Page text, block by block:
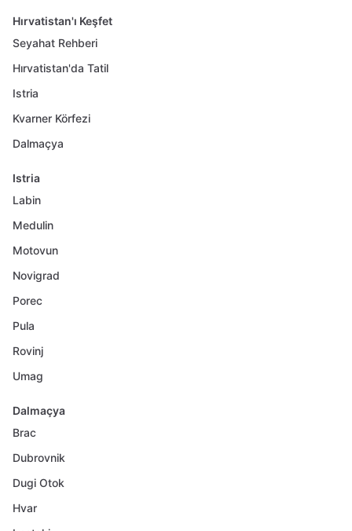
Hırvatistan'ı Keşfet
Seyahat Rehberi
Hırvatistan'da Tatil
Istria
Kvarner Körfezi
Dalmaçya
Istria
Labin
Medulin
Motovun
Novigrad
Porec
Pula
Rovinj
Umag
Dalmaçya
Brac
Dubrovnik
Dugi Otok
Hvar